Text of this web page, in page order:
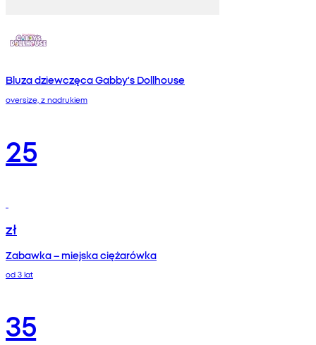
Bluza dziewczęca Gabby's Dollhouse
oversize, z nadrukiem
25
zł
Zabawka – miejska ciężarówka
od 3 lat
35